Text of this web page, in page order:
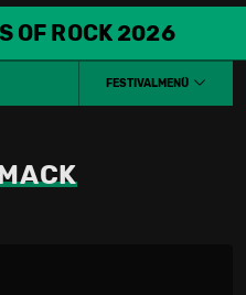
OF ROCK 2026
FESTIVALMENÜ